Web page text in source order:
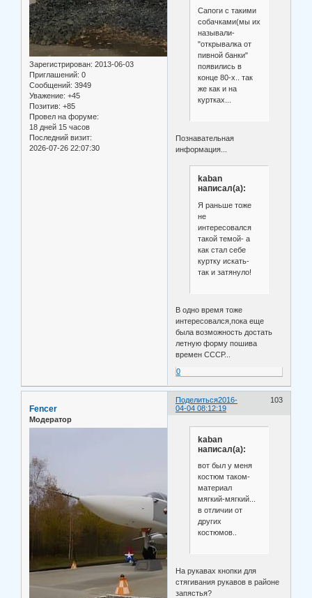
Зарегистрирован: 2013-06-03
Приглашений: 0
Сообщений: 3949
Уважение: +45
Позитив: +85
Провел на форуме:
18 дней 15 часов
Последний визит:
2026-07-26 22:07:30
Сапоги с такими
собачками(мы их
называли-
"открывалка от
пивной банки"
появились в
конце 80-х.. так
же как и на
куртках...
Познавательная
информация...
kaban
написал(а):
Я раньше тоже
не
интересовался
такой темой- а
как стал себе
куртку искать-
так и затянуло!
В одно время тоже
интересовался,пока еще
была возможность достать
летную форму пошива
времен СССР...
0
Поделиться 103
2016-
04-04 08:12:19
Fencer
Модератор
kaban
написал(а):
вот был у меня
костюм таком-
материал
мягкий-мягкий...
в отличии от
других
костюмов..
На рукавах кнопки для
стягивания рукавов в районе
запястья?